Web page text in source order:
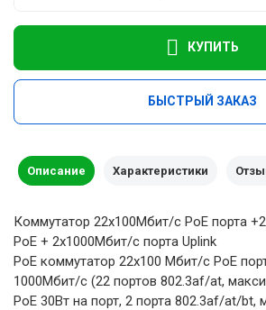
КУПИТЬ
БЫСТРЫЙ ЗАКАЗ
Описание Характеристики
Коммутатор 22x100Мбит/с PoE порта
PoE + 2x1000Мбит/с порта Uplink
PoE коммутатор 22x100 Мбит/с PoE
1000Мбит/с (22 портов 802.3af/at,
PoE 30Вт на порт, 2 порта 802.3af/at/bt,